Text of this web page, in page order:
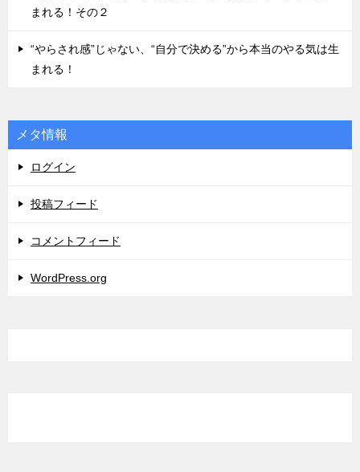
まれる！その２
“やらされ感”じゃない、“自分で決める”から本当のやる気は生
まれる！
メタ情報
ログイン
投稿フィード
コメントフィード
WordPress.org